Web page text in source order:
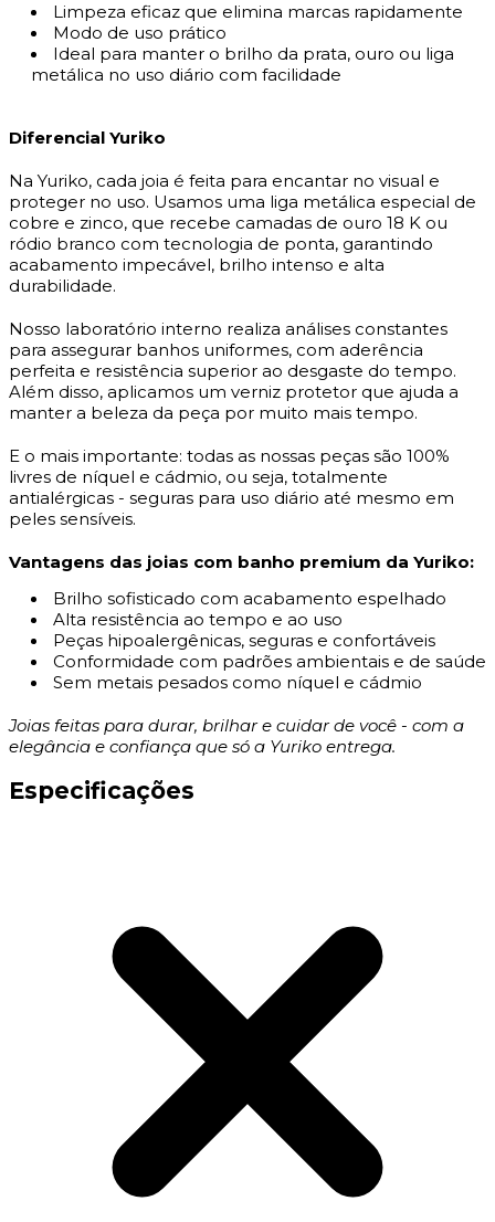
Limpeza eficaz que elimina marcas rapidamente
Modo de uso prático
Ideal para manter o brilho da prata, ouro ou liga
metálica no uso diário com facilidade
Diferencial Yuriko
Na Yuriko, cada joia é feita para encantar no visual e
proteger no uso. Usamos uma liga metálica especial de
cobre e zinco, que recebe camadas de ouro 18 K ou
ródio branco com tecnologia de ponta, garantindo
acabamento impecável, brilho intenso e alta
durabilidade.
Nosso laboratório interno realiza análises constantes
para assegurar banhos uniformes, com aderência
perfeita e resistência superior ao desgaste do tempo.
Além disso, aplicamos um verniz protetor que ajuda a
manter a beleza da peça por muito mais tempo.
E o mais importante: todas as nossas peças são 100%
livres de níquel e cádmio, ou seja, totalmente
antialérgicas - seguras para uso diário até mesmo em
peles sensíveis.
Vantagens das joias com banho premium da Yuriko:
Brilho sofisticado com acabamento espelhado
Alta resistência ao tempo e ao uso
Peças hipoalergênicas, seguras e confortáveis
Conformidade com padrões ambientais e de saúde
Sem metais pesados como níquel e cádmio
Joias feitas para durar, brilhar e cuidar de você - com a
elegância e confiança que só a Yuriko entrega.
Especificações